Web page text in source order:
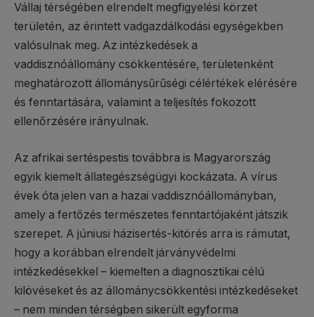
Vállaj térségében elrendelt megfigyelési körzet
területén, az érintett vadgazdálkodási egységekben
valósulnak meg. Az intézkedések a
vaddisznóállomány csökkentésére, területenként
meghatározott állománysűrűségi célértékek elérésére
és fenntartására, valamint a teljesítés fokozott
ellenőrzésére irányulnak.
Az afrikai sertéspestis továbbra is Magyarország
egyik kiemelt állategészségügyi kockázata. A vírus
évek óta jelen van a hazai vaddisznóállományban,
amely a fertőzés természetes fenntartójaként játszik
szerepet. A júniusi házisertés-kitörés arra is rámutat,
hogy a korábban elrendelt járványvédelmi
intézkedésekkel – kiemelten a diagnosztikai célú
kilövéseket és az állománycsökkentési intézkedéseket
– nem minden térségben sikerült egyforma